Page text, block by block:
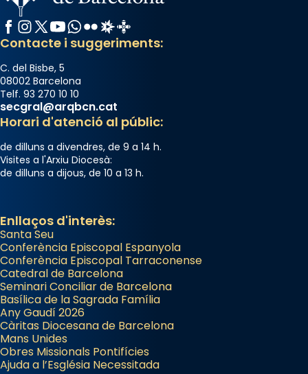
Facebook
Instagram
X / Twitter
YouTube
WhatsApp
FlickrRadio Estel
Catalunya Cristiana
Contacte i suggeriments:
C. del Bisbe, 5
08002 Barcelona
Telf. 93 270 10 10
secgral@arqbcn.cat
Horari d'atenció al públic:
de dilluns a divendres, de 9 a 14 h.
Visites a l'Arxiu Diocesà:
de dilluns a dijous, de 10 a 13 h.
Enllaços d'interès:
Santa Seu
Conferència Episcopal Espanyola
Conferència Episcopal Tarraconense
Catedral de Barcelona
Seminari Conciliar de Barcelona
Basílica de la Sagrada Família
Any Gaudí 2026
Càritas Diocesana de Barcelona
Mans Unides
Obres Missionals Pontifícies
Ajuda a l’Església Necessitada